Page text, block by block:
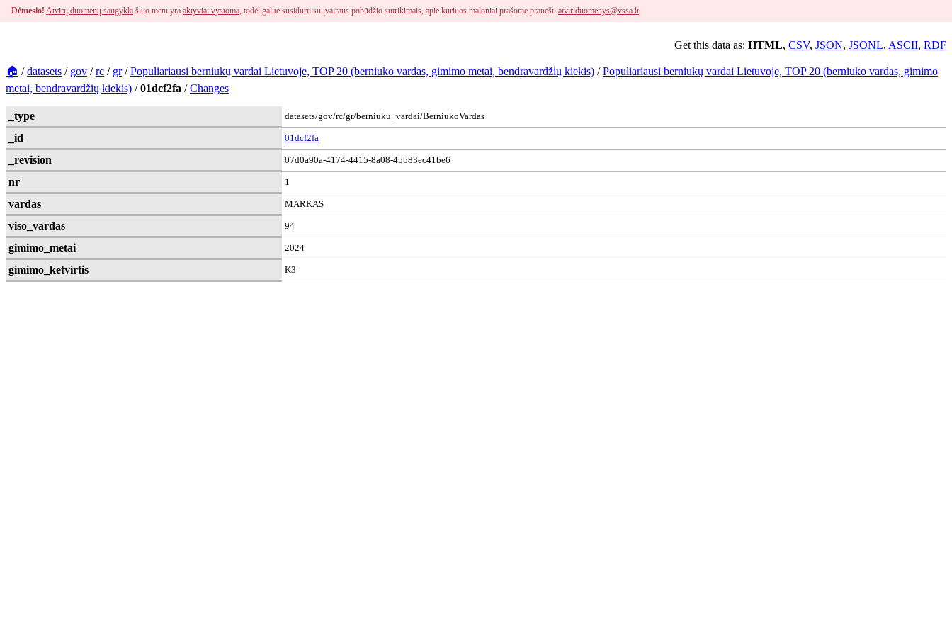
Dėmesio! Atvirų duomenų saugykla šiuo metu yra aktyviai vystoma, todėl galite susidurti su įvairaus pobūdžio sutrikimais, apie kuriuos maloniai prašome pranešti atviriduomenys@vssa.lt.
Get this data as: HTML, CSV, JSON, JSONL, ASCII, RDF
🏠 /datasets / gov /rc / gr/Populiariausi berniukų vardai Lietuvoje, TOP 20 (berniuko vardas, gimimo metai, bendravardžių kiekis) /Populiariausi berniukų vardai Lietuvoje, TOP 20 (berniuko vardas, gimimo
metai, bendravardžių kiekis) /01dcf2fa /Changes
_type datasets/gov/rc/gr/berniuku_vardai/BerniukoVardas
_id 01dcf2fa
_revision 07d0a90a-4174-4415-8a08-45b83ec41be6
nr 1
vardas MARKAS
viso_vardas 94
gimimo_metai 2024
gimimo_ketvirtis K3